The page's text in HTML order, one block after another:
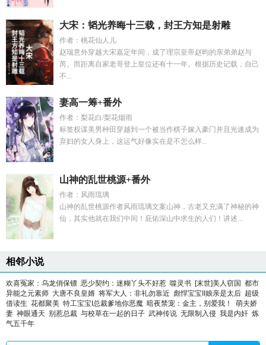
大宋：韬光养晦十三载，封王方知是射雕
作者：桃花仙人儿
赵瑞意外穿越大宋嘉定年间，成了理宗皇帝赵昀的亲弟弟赵与
芮。而距离自家老哥登上皇位还有十一年。根据历史记载，自己
不...
妻高一筹+番外
作者：梨花白/梨花烟雨
标签权谋美男种田穿越到一个被当作棋子嫁入豪门并且光速成为
弃妇的女人身上，这运气好像实在是不怎么样...
山神的乱世桃源+番外
作者：风雨琉璃
山神的乱世桃源作者风雨琉璃文案山神，古老又充满了神秘的神
仙，其实他就在我们中间！庇佑深山中求生的人们！讲述...
相邻小说
欢喜冤家：乌龙俏保镖 恶少契约：迷糊丫头不好惹 噬灵书 [末世]美人窃国 都市
异能之元素师 大唐不良皇婿 将军大人：非礼勿靠近 彪悍宝宝II娘亲是太后 超级
借读生 花都聚美 特工宝宝I总裁爹地你恶魔 暗夜禁宠：金主，别爱我！
萌夫娇
妻 神眼通天 别惹总裁 与校草在一起的日子 武神传说 无限制入侵 我是内奸 炼
气五千年